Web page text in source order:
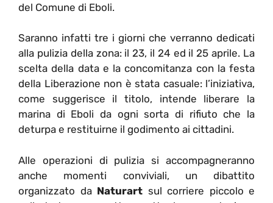
del Comune di Eboli.
Saranno infatti tre i giorni che verranno dedicati
alla pulizia della zona: il 23, il 24 ed il 25 aprile. La
scelta della data e la concomitanza con la festa
della Liberazione non è stata casuale: l’iniziativa,
come suggerisce il titolo, intende liberare la
marina di Eboli da ogni sorta di rifiuto che la
deturpa e restituirne il godimento ai cittadini.
Alle operazioni di pulizia si accompagneranno
anche momenti conviviali, un dibattito
organizzato da Naturart sul corriere piccolo e